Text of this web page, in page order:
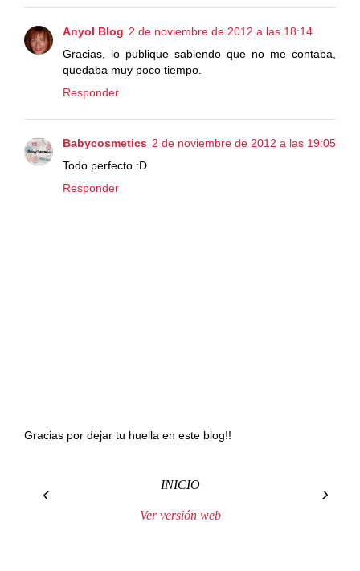
Anyol Blog 2 de noviembre de 2012 a las 18:14
Gracias, lo publique sabiendo que no me contaba,
quedaba muy poco tiempo.
Responder
Babycosmetics 2 de noviembre de 2012 a las 19:05
Todo perfecto :D
Responder
Gracias por dejar tu huella en este blog!!
‹ ›
INICIO
Ver versión web